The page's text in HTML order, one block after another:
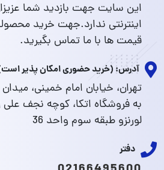
این سایت جهت بازدید شما
اینترنتی ندارد.جهت خرید
قیمت ها با ما تماس بگیرید.
آدرس: (خرید حضوری امکان پذیر
تهران، خیابان امام خمینی،
به فروشگاه اتکا، کوچه نجف
لورنزو طبقه سوم واحد 36
دفتر